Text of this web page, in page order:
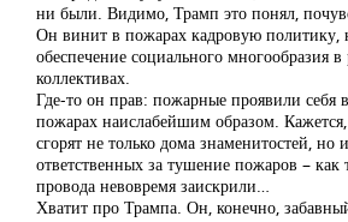
ни были. Видимо, Трамп это понял,
Он винит в пожарах кадровую политику,
обеспечение социального многообразия в
коллективах.
Где-то он прав: пожарные проявили себя
пожарах наислабейшим образом.
сгорят не только дома знаменитостей, но
ответственных за тушение пожаров – как
провода невовремя заискрили…
Хватит про Трампа. Он, конечно,